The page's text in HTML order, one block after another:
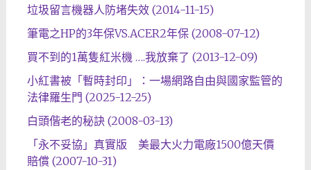
垃圾留言機器人防堵失效 (2014-11-15)
筆電之HP的3年保VS.ACER2年保 (2008-07-12)
買不到的1萬隻紅米機 ….我放棄了 (2013-12-09)
小紅書被「暫時封印」：一場網路自由與國家監管的
法律羅生門 (2025-12-25)
白頭偕老的秘訣 (2008-03-13)
「永不妥協」真實版 美最大火力電廠1500億天價
賠償 (2007-10-31)